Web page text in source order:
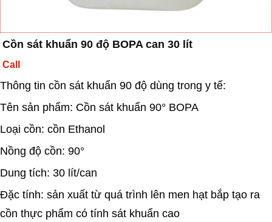
Cồn sát khuẩn 90 độ BOPA can 30 lít
Call
Thông tin cồn sát khuẩn 90 độ dùng trong y tế:
Tên sản phẩm: Cồn sát khuẩn 90° BOPA
Loại cồn: cồn Ethanol
Nồng độ cồn: 90°
Dung tích: 30 lít/can
Đặc tính: sản xuất từ quá trình lên men hạt bắp tạo ra
cồn thực phẩm có tính sát khuẩn cao